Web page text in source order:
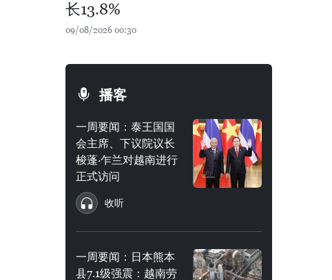
长13.8%
09/08/2026 00:30
播客
一周要闻：泰王国国
会主席、下议院议长
梭蓬·乍兰对越南进行
正式访问
收听
一周要闻：日本熊本
县7.1级强震：越南劳